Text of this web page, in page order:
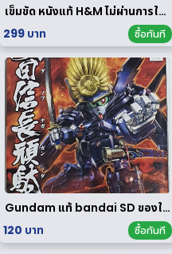
เข็มขัด หนังแท้ H&M ไม่ผ่านการใช้งาน
299 บาท
ซื้อทันที
Gundam แท้ bandai SD ของใหม่
120 บาท
ซื้อทันที